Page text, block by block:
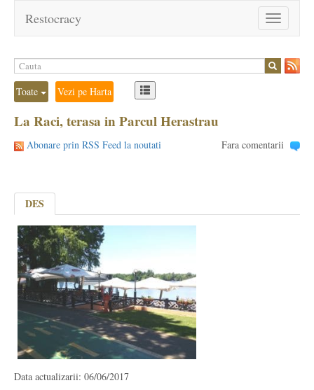
Toggle
navigation
Restocracy
Toate Vezi pe Harta
La Raci, terasa in Parcul Herastrau
Abonare prin RSS Feed la noutati Fara comentarii
DES
Data actualizarii: 06/06/2017